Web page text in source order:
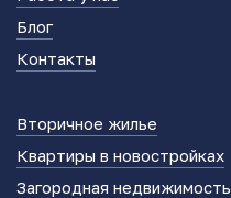
Блог
Контакты
Вторичное жилье
Квартиры в новостройках
Загородная недвижимость